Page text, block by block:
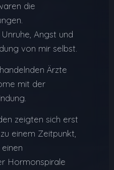
die
Angst und
von mir selbst.
Ärzte
mit der
zeigten sich erst
einem Zeitpunkt,
Hormonspirale